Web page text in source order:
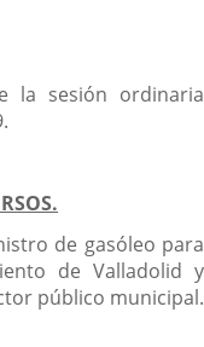
la sesión ordinaria
de gasóleo para
de Valladolid y
público municipal.